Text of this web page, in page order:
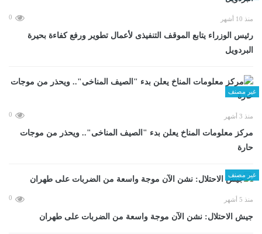
منذ 10 أشهر 0
رئيس الوزراء يتابع الموقف التنفيذى لأعمال تطوير ورفع كفاءة بحيرة
البردويل
غير مصنف
منذ 3 أشهر 0
مركز معلومات المناخ يعلن بدء "الصيف المناخى".. ويحذر من موجات
حارة
غير مصنف
منذ 5 أشهر 0
جيش الاحتلال: نشن الآن موجة واسعة من الضربات على طهران